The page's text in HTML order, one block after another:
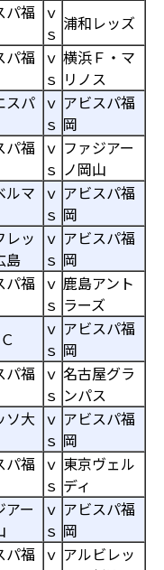
パ福 ｖ
ｓ 浦和レッズ
パ福 ｖ
ｓ
横浜Ｆ・マ
リノス
スパ ｖ
ｓ
アビスパ福
岡
パ福 ｖ
ｓ
ファジアー
ノ岡山
ルマ ｖ
ｓ
アビスパ福
岡
レッ
島
ｖ
ｓ
アビスパ福
岡
パ福 ｖ
ｓ
鹿島アント
ラーズ
ｖ
ｓ
アビスパ福
岡
パ福 ｖ
ｓ
名古屋グラ
ンパス
ソ大 ｖ
ｓ
アビスパ福
岡
パ福 ｖ
ｓ
東京ヴェル
ディ
アー
ｖ
ｓ
アビスパ福
岡
パ福 ｖ アルビレッ